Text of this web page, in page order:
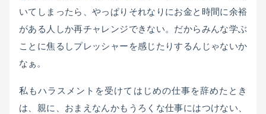
いてしまったら、やっぱりそれなりにお金と時間に余裕
がある人しか再チャレンジできない。だからみんな学ぶ
ことに焦るしプレッシャーを感じたりするんじゃないか
なぁ。
私もハラスメントを受けてはじめの仕事を辞めたとき
は、親に、おまえなんかもうろくな仕事にはつけない、